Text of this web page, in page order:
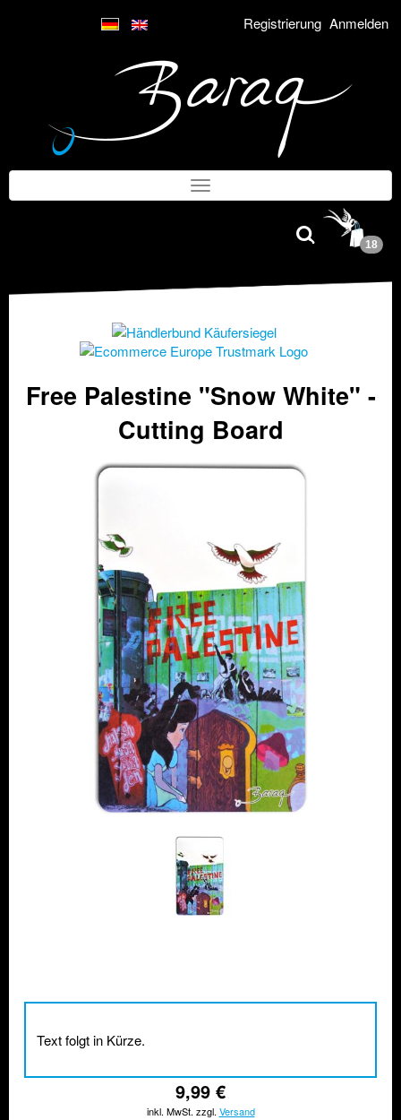
Registrierung Anmelden
18
Free Palestine "Snow White" -
Cutting Board
Text folgt in Kürze.
9,99 €
inkl. MwSt. zzgl. Versand